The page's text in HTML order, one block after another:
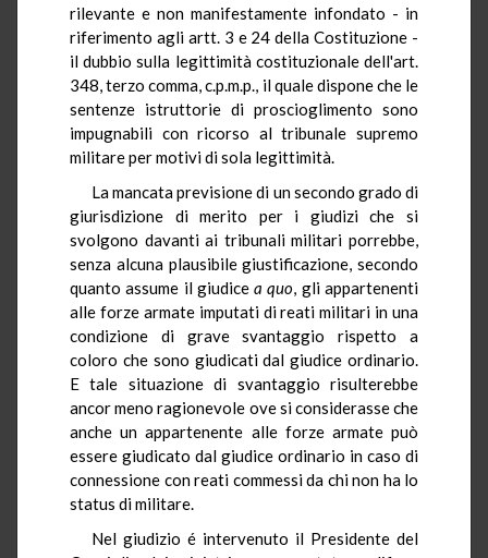
rilevante e non manifestamente infondato - in
riferimento agli artt. 3 e 24 della Costituzione -
il dubbio sulla legittimità costituzionale dell'art.
348, terzo comma, c.p.m.p., il quale dispone che le
sentenze istruttorie di proscioglimento sono
impugnabili con ricorso al tribunale supremo
militare per motivi di sola legittimità.
La mancata previsione di un secondo grado di
giurisdizione di merito per i giudizi che si
svolgono davanti ai tribunali militari porrebbe,
senza alcuna plausibile giustificazione, secondo
quanto assume il giudicea quo, gli appartenenti
alle forze armate imputati di reati militari in una
condizione di grave svantaggio rispetto a
coloro che sono giudicati dal giudice ordinario.
E tale situazione di svantaggio risulterebbe
ancor meno ragionevole ove si considerasse che
anche un appartenente alle forze armate può
essere giudicato dal giudice ordinario in caso di
connessione con reati commessi da chi non ha lo
status di militare.
Nel giudizio é intervenuto il Presidente del